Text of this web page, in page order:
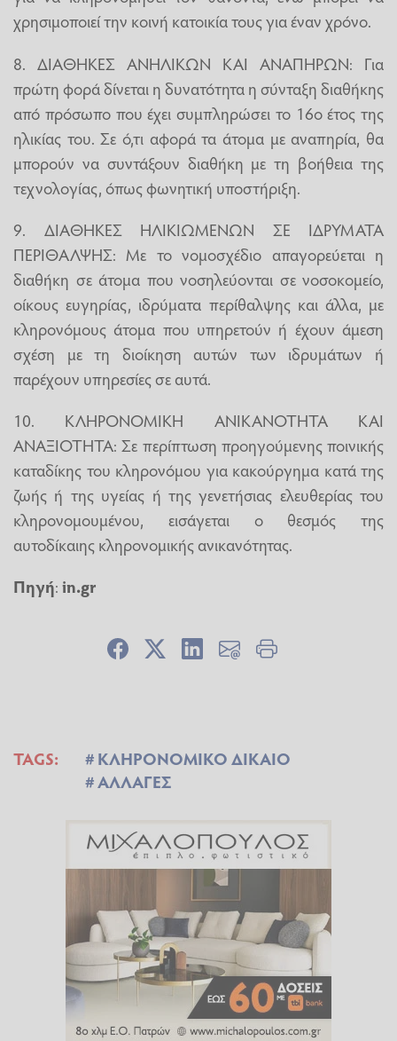
χρησιμοποιεί την κοινή κατοικία τους για έναν χρόνο.
8. ΔΙΑΘΗΚΕΣ ΑΝΗΛΙΚΩΝ ΚΑΙ ΑΝΑΠΗΡΩΝ: Για
πρώτη φορά δίνεται η δυνατότητα η σύνταξη διαθήκης
από πρόσωπο που έχει συμπληρώσει το 16ο έτος της
ηλικίας του. Σε ό,τι αφορά τα άτομα με αναπηρία, θα
μπορούν να συντάξουν διαθήκη με τη βοήθεια της
τεχνολογίας, όπως φωνητική υποστήριξη.
9. ΔΙΑΘΗΚΕΣ ΗΛΙΚΙΩΜΕΝΩΝ ΣΕ ΙΔΡΥΜΑΤΑ
ΠΕΡΙΘΑΛΨΗΣ: Με το νομοσχέδιο απαγορεύεται η
διαθήκη σε άτομα που νοσηλεύονται σε νοσοκομείο,
οίκους ευγηρίας, ιδρύματα περίθαλψης και άλλα, με
κληρονόμους άτομα που υπηρετούν ή έχουν άμεση
σχέση με τη διοίκηση αυτών των ιδρυμάτων ή
παρέχουν υπηρεσίες σε αυτά.
10. ΚΛΗΡΟΝΟΜΙΚΗ ΑΝΙΚΑΝΟΤΗΤΑ ΚΑΙ
ΑΝΑΞΙΟΤΗΤΑ: Σε περίπτωση προηγούμενης ποινικής
καταδίκης του κληρονόμου για κακούργημα κατά της
ζωής ή της υγείας ή της γενετήσιας ελευθερίας του
κληρονομουμένου, εισάγεται ο θεσμός της
αυτοδίκαιης κληρονομικής ανικανότητας.
Πηγή:in.gr
TAGS:
ΚΛΗΡΟΝΟΜΙΚΟ ΔΙΚΑΙΟ
ΑΛΛΑΓΕΣ